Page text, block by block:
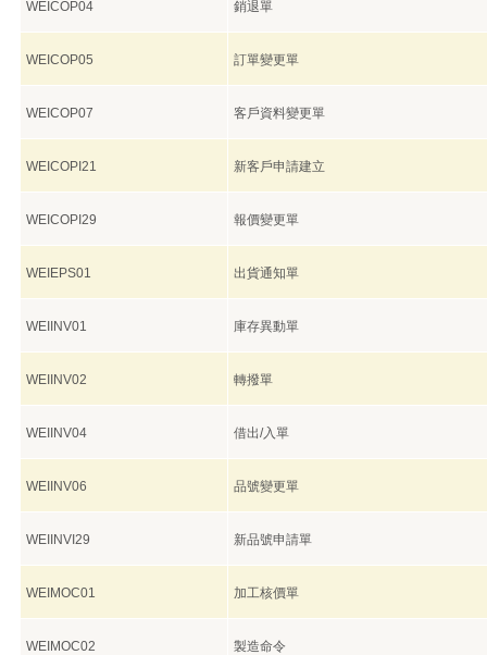
WEICOP04 銷退單
WEICOP05 訂單變更單
WEICOP07 客戶資料變更單
WEICOPI21 新客戶申請建立
WEICOPI29 報價變更單
WEIEPS01 出貨通知單
WEIINV01 庫存異動單
WEIINV02 轉撥單
WEIINV04 借出/入單
WEIINV06 品號變更單
WEIINVI29 新品號申請單
WEIMOC01 加工核價單
WEIMOC02 製造命令